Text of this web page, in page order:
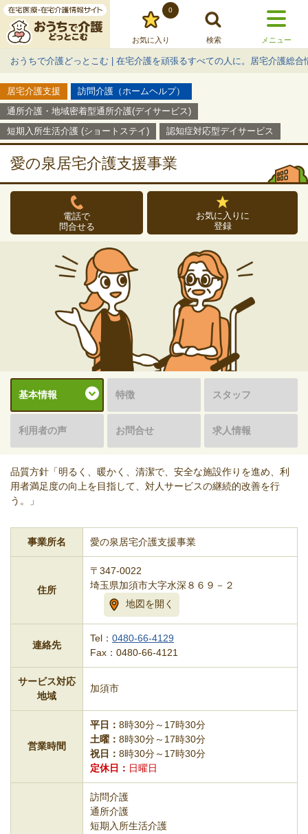
お気に入り
0
検索 メニュー
おうちで介護どっとこむ | 在宅介護を頑張るすべての人に。居宅介護総合
居宅介護支援
訪問介護（ホームヘルプ）
通所介護・地域密着型通所介護(デイサービス)
短期入所生活介護 (ショートステイ)
認知症対応型デイサービス
愛の泉居宅介護支援事業
電話で
問合せる
お気に入りに
登録
基本情報 特徴 スタッフ
利用者の声 お問合せ 求人情報
品質方針「明るく、暖かく、清潔で、安全な施設作りを進め、利
用者満足度の向上を目指して、対人サービスの継続的改善を行
う。」
事業所名 愛の泉居宅介護支援事業
住所
〒347-0022
埼玉県加須市大字水深８６９－２
地図を開く
連絡先
Tel： 0480-66-4129
Fax：0480-66-4121
サービス対応
地域
加須市
営業時間
平日
8時30分～17時30分
土曜
8時30分～17時30分
祝日
8時30分～17時30分
定休日
日曜日
訪問介護
通所介護
短期入所生活介護